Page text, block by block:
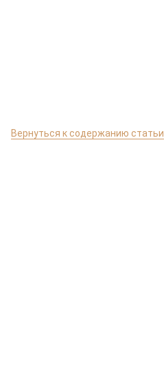
Вернуться к содержанию статьи